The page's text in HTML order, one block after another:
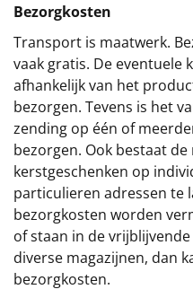
Bezorgkosten
Transport is maatwerk.
vaak gratis. De eventuele
afhankelijk van het
bezorgen. Tevens is het
zending op één of
bezorgen. Ook bestaat
kerstgeschenken op
particulieren adressen te
bezorgkosten worden
of staan in de
diverse magazijnen, dan
bezorgkosten.